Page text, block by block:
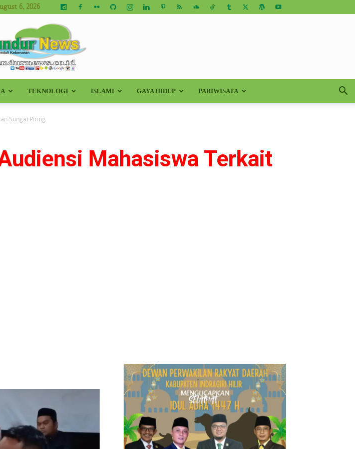
6, 2026
Kundur
News
TEKNOLOGI ISLAMI GAYA HIDUP PARIWISATA
Sungai Piring
Mahasiswa Terkait